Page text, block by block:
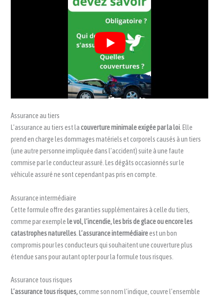
Assurance au tiers
L’assurance au tiers est lacouverture minimale exigée par la loi . Elle
prend en charge les dommages matériels et corporels causés à un tiers
(une autre personne impliquée dans l’accident) suite à une faute
commise par le conducteur assuré. Les dégâts occasionnés sur le
véhicule assuré ne sont cependant pas pris en compte.
Assurance intermédiaire
Cette formule offre des garanties supplémentaires à celle du tiers,
comme par exemplele vol, l’incendie, les bris de glace ou encore les
catastrophes naturelles .L’assurance intermédiaireest un bon
compromis pour les conducteurs qui souhaitent une couverture plus
étendue sans pour autant opter pour la formule tous risques.
Assurance tous risques
L’assurance tous risques,comme son nom l’indique, couvre l’ensemble